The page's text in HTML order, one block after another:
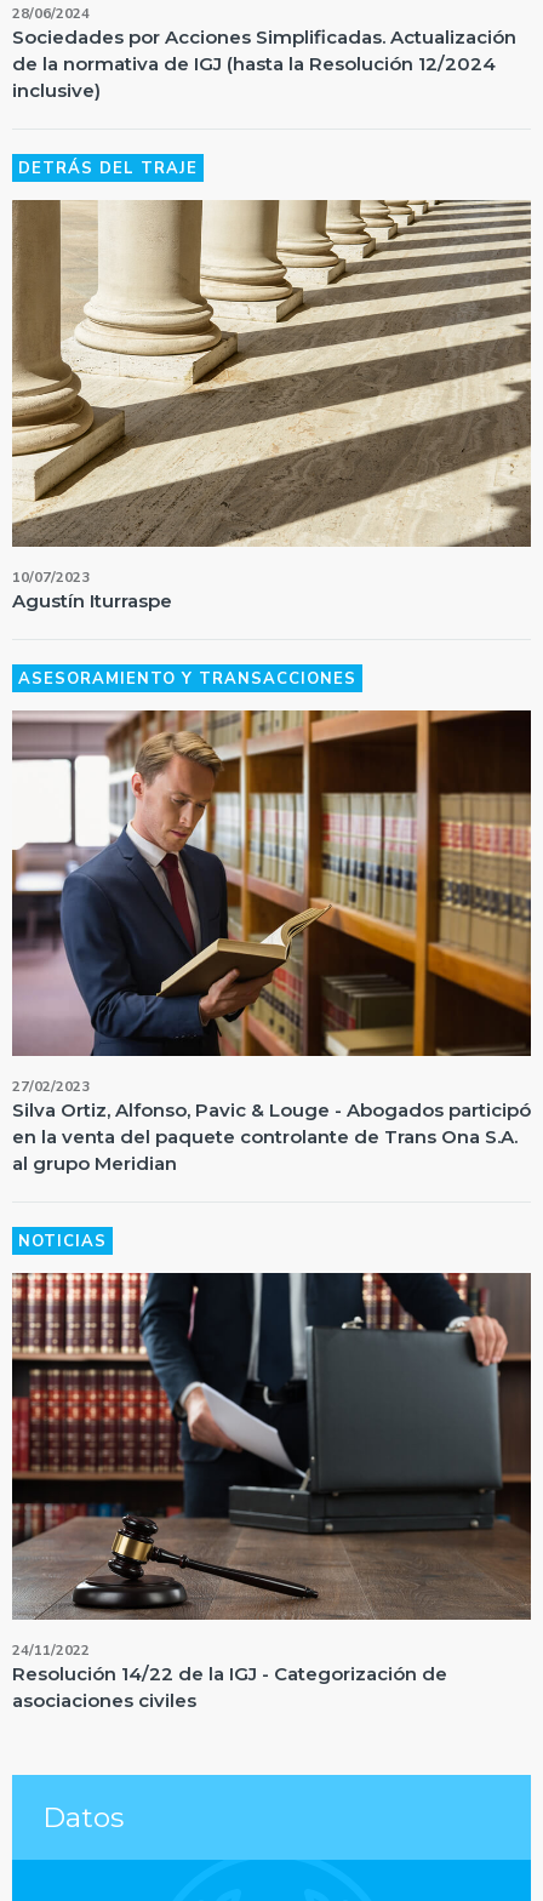
28/06/2024
Sociedades por Acciones Simplificadas. Actualización
de la normativa de IGJ (hasta la Resolución 12/2024
inclusive)
DETRÁS DEL TRAJE
10/07/2023
Agustín Iturraspe
ASESORAMIENTO Y TRANSACCIONES
27/02/2023
Silva Ortiz, Alfonso, Pavic & Louge - Abogados participó
en la venta del paquete controlante de Trans Ona S.A.
al grupo Meridian
NOTICIAS
24/11/2022
Resolución 14/22 de la IGJ - Categorización de
asociaciones civiles
Datos